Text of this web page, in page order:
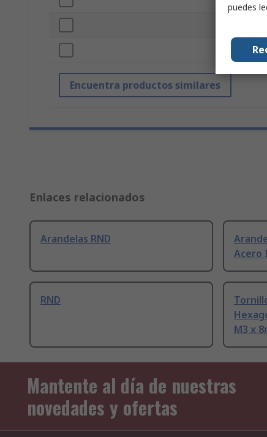
Encuentra productos similares
Enlaces relacionados
Arandelas RND
Acero
RND
M3 x
Mantente al día de nuestras
novedades y ofertas
puedes